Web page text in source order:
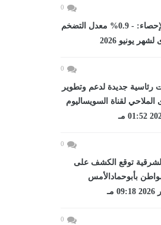
0
جهاز الإحصاء: - 0.9% معدل التضخم
يونيو 2026
0
رئاسية جديدة لدعم وتطوير
الملاحي لقناة السويساليوم
0
توقع الكشف على
مواطن بأبوحمادالأمس
0